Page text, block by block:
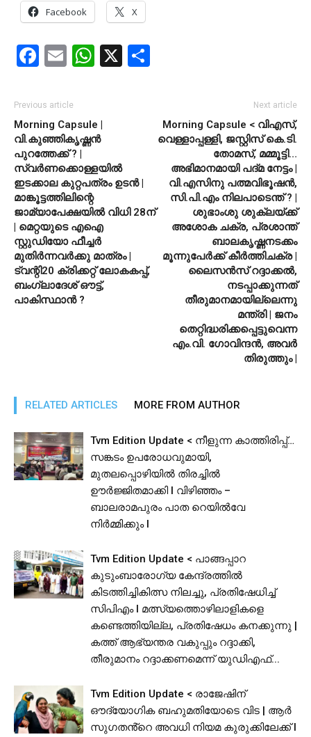
Facebook X
Facebook
EmailWhatsApp
X
Previous article
Morning Capsule |
വി.കുഞ്ഞികൃഷ്ണന്‍
പുറത്തേക്ക് ? |
സ്വര്‍ണക്കൊള്ളയില്‍
ഇടക്കാല കുറ്റപത്രം ഉടന്‍ |
മാങ്കൂട്ടത്തിലിന്റെ
ജാമ്യാപേക്ഷയില്‍ വിധി 28ന്
| മെറ്റയുടെ എഐ
സ്റ്റുഡിയോ ഫീച്ചര്‍
മുതിര്‍ന്നവര്‍ക്കു മാത്രം |
ട്വന്റി20 ക്രിക്കറ്റ് ലോകകപ്പ്,
ബംഗ്ലാദേശ് ഔട്ട്,
പാകിസ്ഥാന്‍ ?
Next article
Morning Capsule < വിഎസ്,
വെള്ളാപ്പള്ളി, ജസ്റ്റിസ് കെ.ടി.
തോമസ്, മമ്മൂട്ടി…
അഭിമാനമായി പദ്മ നേട്ടം |
വി.എസിനു പത്മവിഭൂഷന്‍,
സി.പി.എം നിലപാടെന്ത് ? |
ശുഭാംശു ശുക്ലയ്ക്ക്
അശോക ചക്ര, പ്രശാന്ത്
ബാലകൃഷ്ണനടക്കം
മൂന്നുപേര്‍ക്ക് കീര്‍ത്തിചക്ര |
ലൈസന്‍സ് റദ്ദാക്കല്‍,
നടപ്പാക്കുന്നത്
തീരുമാനമായില്ലെന്നു
മന്ത്രി | ജനം
തെറ്റിദ്ധരിക്കപ്പെട്ടുവെന്ന
എം.വി. ഗോവിന്ദന്‍, അവര്‍
തിരുത്തും |
RELATED ARTICLES MORE FROM AUTHOR
Tvm Edition Update < നീളുന്ന കാത്തിരിപ്പ്…
സങ്കടം ഉപരോധവുമായി,
മുതലപ്പൊഴിയിൽ തിരച്ചിൽ
ഊർജ്ജിതമാക്കി I വിഴിഞ്ഞം –
ബാലരാമപുരം പാത റെയിൽവേ
നിർമ്മിക്കും I
Tvm Edition Update < പാങ്ങപ്പാറ
കുടുംബാരോഗ്യ കേന്ദ്രത്തിൽ
കിടത്തിച്ചികിത്സ നിലച്ചു, പ്രതിഷേധിച്ച്
സിപിഎം I മത്സ്യത്തൊഴിലാളികളെ
കണ്ടെത്തിയില്ല, പ്രതിഷേധം കനക്കുന്നു |
കത്ത് ആഭ്യന്തര വകുപ്പും റദ്ദാക്കി,
തീരുമാനം റദ്ദാക്കണമെന്ന് യുഡിഎഫ്...
Tvm Edition Update < രാജേഷിന്
ഔദ്യോഗിക ബഹുമതിയോടെ വിട | ആർ
സുഗതൻ്റെ അവധി നിയമ കുരുക്കിലേക്ക് l